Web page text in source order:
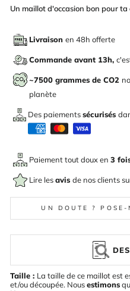
Un maillot d'occasion bon pour
Livraison en 48h offerte
Commande avant 13h,
~7500 grammes de CO2
planète
Des paiementssécurisés
Paiement tout doux en 3
Lire lesavis de nos clients
UN DOUTE ?
Taille : La taille de ce maillot est
et/ou découpée. Nousestimons